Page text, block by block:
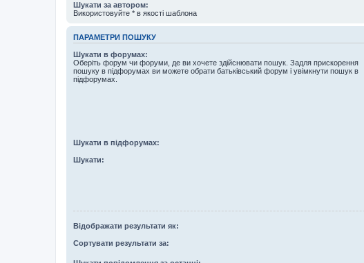
Шукати за автором:
Використовуйте * в якості шаблона
ПАРАМЕТРИ ПОШУКУ
Шукати в форумах:
Оберіть форум чи форуми, де ви хочете здійснювати пошук. Задля прискорення
пошуку в підфорумах ви можете обрати батьківський форум і увімкнути пошук в
підфорумах.
Шукати в підфорумах:
Шукати:
Відображати результати як:
Сортувати результати за: